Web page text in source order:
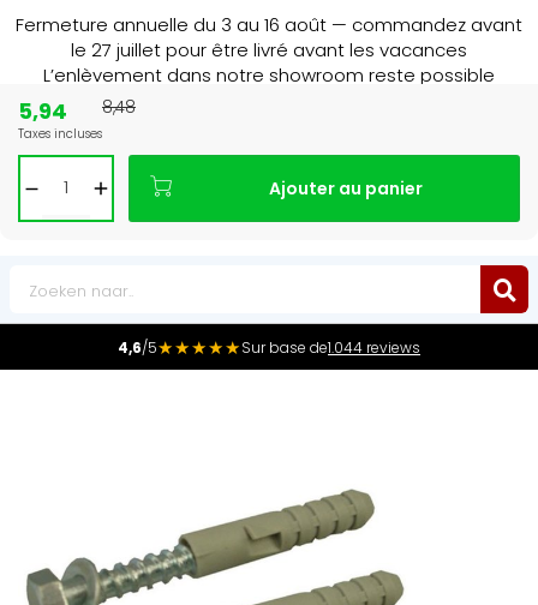
Fermeture annuelle du 3 au 16 août — commandez avant
le 27 juillet pour être livré avant les vacances
L’enlèvement dans notre showroom reste possible
4,6/5★★★★★Sur base de1.044 reviews
5,94
Taxes incluses
8,48
Ajouter au panier